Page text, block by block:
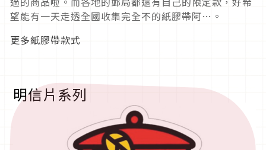
望能有一天走透全國收集完全不的紙膠帶阿…。
更多紙膠帶款式
明信片系列